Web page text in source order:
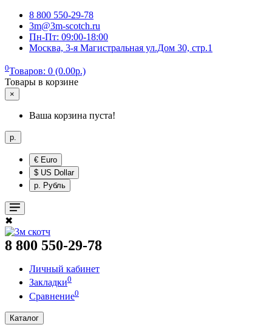
8 800 550-29-78
3m@3m-scotch.ru
Пн-Пт: 09:00-18:00
Москва, 3-я Магистральная ул.Дом 30, стр.1
0Товаров: 0 (0.00р.)
Товары в корзине
×
Ваша корзина пуста!
р.
€ Euro
$ US Dollar
р. Рубль
✖
8 800 550-29-78
Личный кабинет
Закладки0
Сравнение0
Каталог